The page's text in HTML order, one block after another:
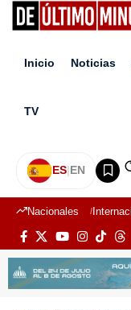
Inicio Noticias
TV
ES|EN
Nacionales